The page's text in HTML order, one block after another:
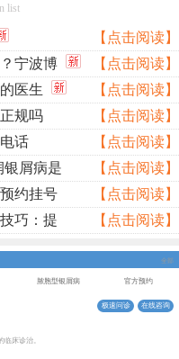
list
【点击阅读】
宁波博
【点击阅读】
医生
【点击阅读】
规吗
【点击阅读】
话
【点击阅读】
银屑病是
【点击阅读】
约挂号
【点击阅读】
巧：提 【点击阅读】
全部
脓胞型银屑病 官方预约
床诊治。
极速问诊 在线咨询